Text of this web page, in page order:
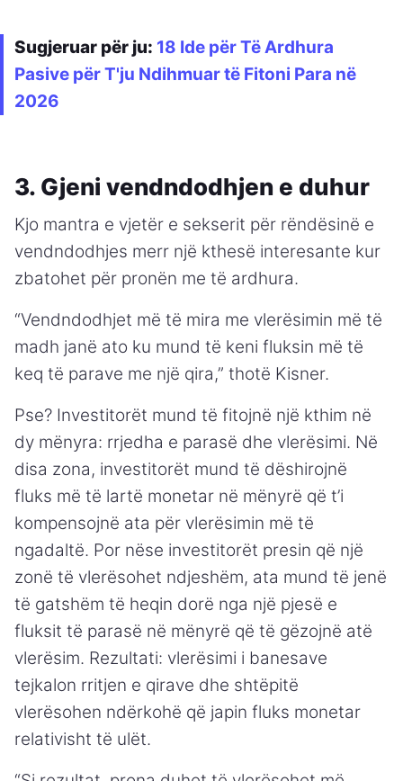
Sugjeruar për ju: 18 Ide për Të Ardhura
Pasive për T'ju Ndihmuar të Fitoni Para në
2026
3. Gjeni vendndodhjen e duhur
Kjo mantra e vjetër e sekserit për rëndësinë e
vendndodhjes merr një kthesë interesante kur
zbatohet për pronën me të ardhura.
“Vendndodhjet më të mira me vlerësimin më të
madh janë ato ku mund të keni fluksin më të
keq të parave me një qira,” thotë Kisner.
Pse? Investitorët mund të fitojnë një kthim në
dy mënyra: rrjedha e parasë dhe vlerësimi. Në
disa zona, investitorët mund të dëshirojnë
fluks më të lartë monetar në mënyrë që t’i
kompensojnë ata për vlerësimin më të
ngadaltë. Por nëse investitorët presin që një
zonë të vlerësohet ndjeshëm, ata mund të jenë
të gatshëm të heqin dorë nga një pjesë e
fluksit të parasë në mënyrë që të gëzojnë atë
vlerësim. Rezultati: vlerësimi i banesave
tejkalon rritjen e qirave dhe shtëpitë
vlerësohen ndërkohë që japin fluks monetar
relativisht të ulët.